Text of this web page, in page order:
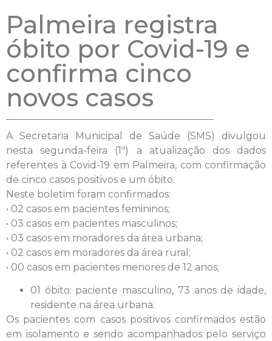
Palmeira registra
óbito por Covid-19 e
confirma cinco
novos casos
A Secretaria Municipal de Saúde (SMS) divulgou
nesta segunda-feira (1º) a atualização dos dados
referentes à Covid-19 em Palmeira, com confirmação
de cinco casos positivos e um óbito.
Neste boletim foram confirmados:
• 02 casos em pacientes femininos;
• 03 casos em pacientes masculinos;
• 03 casos em moradores da área urbana;
• 02 casos em moradores da área rural;
• 00 casos em pacientes menores de 12 anos;
01 óbito: paciente masculino, 73 anos de idade,
residente na área urbana.
Os pacientes com casos positivos confirmados estão
em isolamento e sendo acompanhados pelo serviço